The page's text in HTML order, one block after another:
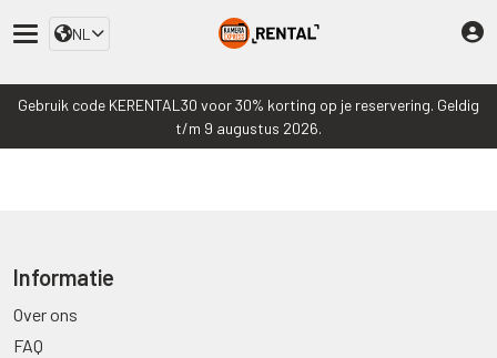
NL
Gebruik code KERENTAL30 voor 30% korting op je reservering. Geldig
t/m 9 augustus 2026.
Informatie
Over ons
FAQ